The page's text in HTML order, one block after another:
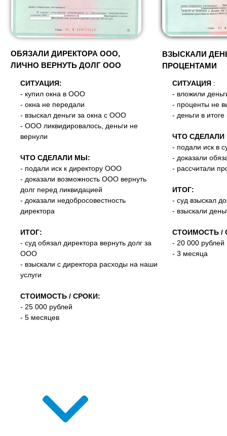
ОБЯЗАЛИ ДИРЕКТОРА ООО,
ЛИЧНО ВЕРНУТЬ ДОЛГ ООО
ВЗЫСКАЛИ
ПРОЦЕНТАМИ
СИТУАЦИЯ:
- купил окна в ООО
- окна не передали
- взыскал деньги за окна с ООО
- ООО ликвидировалось, деньги не
вернули
ЧТО СДЕЛАЛИ МЫ:
- подали иск к директору ООО
- доказали возможность ООО вернуть
долг перед ликвидацией
- доказали недобросовестность
директора
ИТОГ:
- суд обязал директора вернуть долг за
ООО
- взыскали с директора расходы на наши
услуги
СТОИМОСТЬ / СРОКИ:
- 25 000 рублей
- 5 месяцев
СИТУАЦИЯ :
- вложили
- проценты не
- деньги в
ЧТО
- подали иск в
- доказали
- рассчитали
ИТОГ:
- суд взыскал
- взыскали
СТОИМОСТЬ /
- 20 000 рублей
- 3 месяца